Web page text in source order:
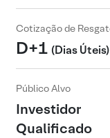
Cotização de
D+1 (Dias Úteis)
Público Alvo
Investidor
Qualificado